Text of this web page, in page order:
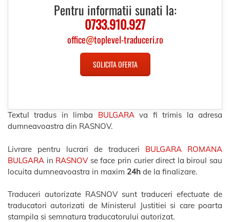
Pentru informatii sunati la:
0733.910.927
office@toplevel-traduceri.ro
SOLICITA OFERTA
Textul tradus in limba BULGARAva fi trimis la adresa
dumneavoastra din RASNOV.
Livrare pentru lucrari de traduceri BULGARA ROMANA
BULGARA in RASNOVse face prin curier direct la biroul sau
locuita dumneavoastra in maxim 24h de la finalizare.
Traduceri autorizate RASNOV sunt traduceri efectuate de
traducatori autorizati de Ministerul Justitiei si care poarta
stampila si semnatura traducatorului autorizat.